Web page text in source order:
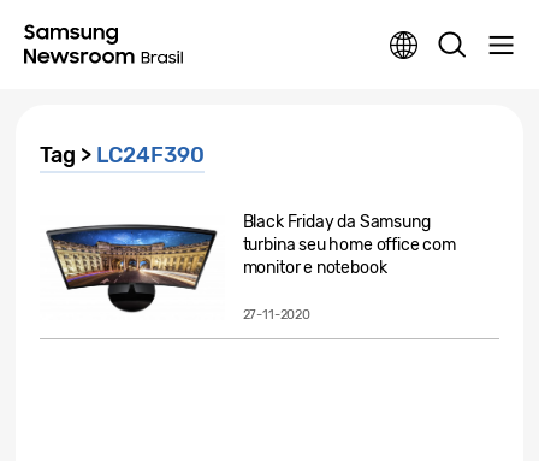
Tag > LC24F390
Black Friday da Samsung
turbina seu home office com
monitor e notebook
27-11-2020